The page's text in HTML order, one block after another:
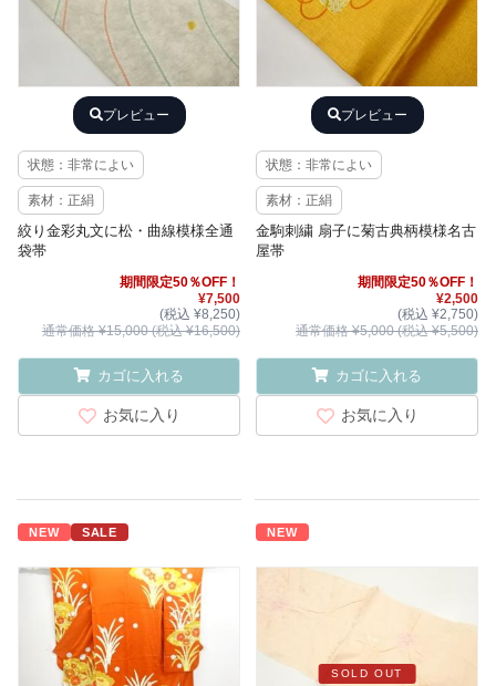
プレビュー
状態：非常によい
素材：正絹
絞り金彩丸文に松・曲線模様全通
袋帯
期間限定50％OFF！
¥7,500
(税込 ¥8,250)
通常価格 ¥15,000 (税込 ¥16,500)
カゴに入れる
お気に入り
プレビュー
状態：非常によい
素材：正絹
金駒刺繍 扇子に菊古典柄模様名古
屋帯
期間限定50％OFF！
¥2,500
(税込 ¥2,750)
通常価格 ¥5,000 (税込 ¥5,500)
カゴに入れる
お気に入り
NEW SALE NEW
SOLD OUT